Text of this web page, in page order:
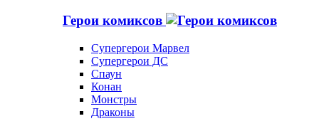
Герои комиксов
Супергерои Марвел
Супергерои ДС
Спаун
Конан
Монстры
Драконы